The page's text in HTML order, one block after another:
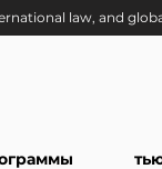
law, and